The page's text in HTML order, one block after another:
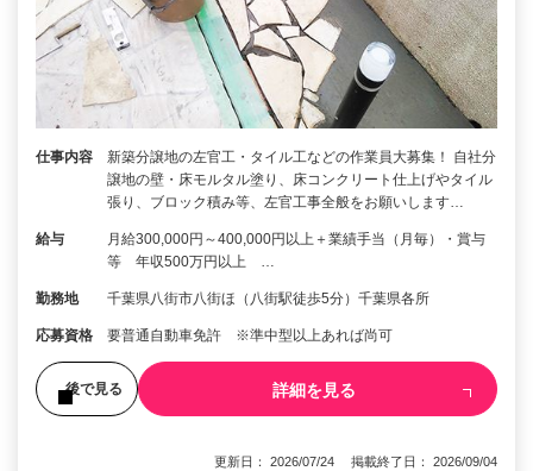
仕事内容
新築分譲地の左官工・タイル工などの作業員大募集！ 自社分
譲地の壁・床モルタル塗り、床コンクリート仕上げやタイル
張り、ブロック積み等、左官工事全般をお願いします…
給与
月給300,000円～400,000円以上＋業績手当（月毎）・賞与
等 年収500万円以上 …
勤務地 千葉県八街市八街ほ（八街駅徒歩5分）千葉県各所
応募資格 要普通自動車免許 ※準中型以上あれば尚可
後で見る 詳細を見る
更新日： 2026/07/24 掲載終了日： 2026/09/04